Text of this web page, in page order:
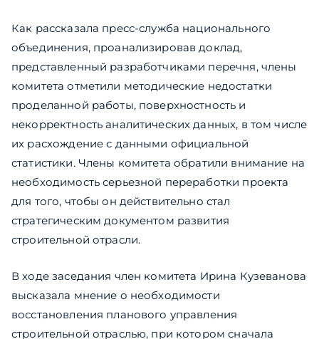
Как рассказала пресс-служба национального
объединения, проанализировав доклад,
представленный разработчиками перечня, члены
комитета отметили методические недостатки
проделанной работы, поверхностность и
некорректность аналитических данных, в том числе
их расхождение с данными официальной
статистики. Члены комитета обратили внимание на
необходимость серьезной переработки проекта
для того, чтобы он действительно стал
стратегическим документом развития
строительной отрасли.
В ходе заседания член комитета Ирина Кузеванова
высказала мнение о необходимости
восстановления планового управления
строительной отраслью, при котором сначала